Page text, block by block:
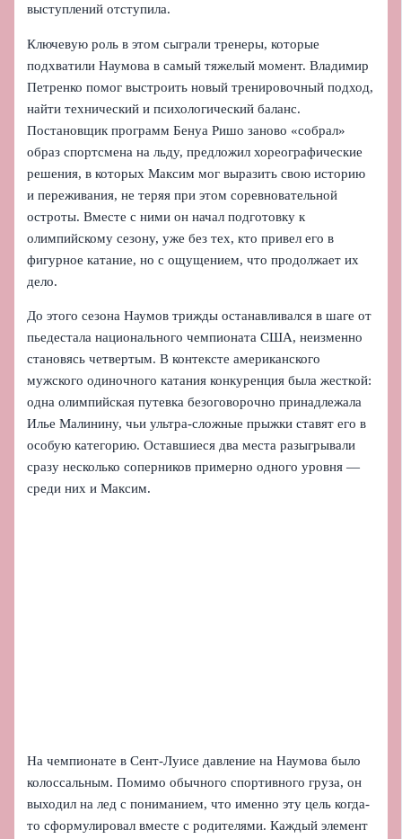
выступлений отступила.
Ключевую роль в этом сыграли тренеры, которые
подхватили Наумова в самый тяжелый момент. Владимир
Петренко помог выстроить новый тренировочный подход,
найти технический и психологический баланс.
Постановщик программ Бенуа Ришо заново «собрал»
образ спортсмена на льду, предложил хореографические
решения, в которых Максим мог выразить свою историю
и переживания, не теряя при этом соревновательной
остроты. Вместе с ними он начал подготовку к
олимпийскому сезону, уже без тех, кто привел его в
фигурное катание, но с ощущением, что продолжает их
дело.
До этого сезона Наумов трижды останавливался в шаге от
пьедестала национального чемпионата США, неизменно
становясь четвертым. В контексте американского
мужского одиночного катания конкуренция была жесткой:
одна олимпийская путевка безоговорочно принадлежала
Илье Малинину, чьи ультра-сложные прыжки ставят его в
особую категорию. Оставшиеся два места разыгрывали
сразу несколько соперников примерно одного уровня —
среди них и Максим.
На чемпионате в Сент-Луисе давление на Наумова было
колоссальным. Помимо обычного спортивного груза, он
выходил на лед с пониманием, что именно эту цель когда-
то сформулировал вместе с родителями. Каждый элемент